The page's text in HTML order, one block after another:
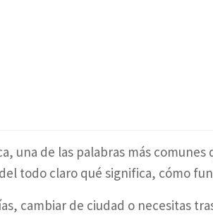
una de las palabras más comunes
todo claro qué significa, cómo
cambiar de ciudad o necesitas